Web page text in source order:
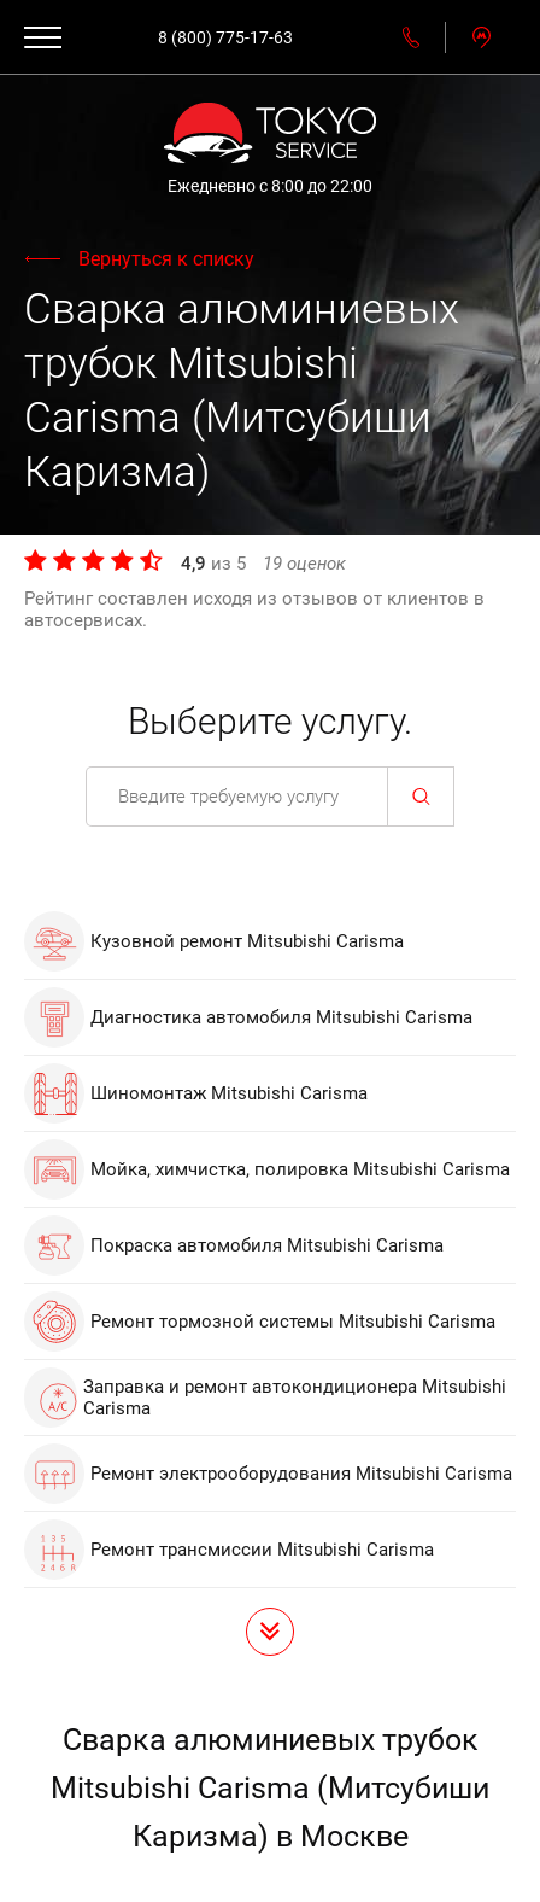
8 (800) 775-17-63
Ежедневно с 8:00 до 22:00
Вернуться к списку
Сварка алюминиевых
трубок Mitsubishi
Carisma (Митсубиши
Каризма)
4,9 из 5 19 оценок
Рейтинг составлен исходя из отзывов от клиентов в
автосервисах.
Выберите услугу.
Кузовной ремонт Mitsubishi Carisma
Диагностика автомобиля Mitsubishi Carisma
Шиномонтаж Mitsubishi Carisma
Мойка, химчистка, полировка Mitsubishi Carisma
Покраска автомобиля Mitsubishi Carisma
Ремонт тормозной системы Mitsubishi Carisma
Заправка и ремонт автокондиционера Mitsubishi
Carisma
Ремонт электрооборудования Mitsubishi Carisma
Ремонт трансмиссии Mitsubishi Carisma
Сварка алюминиевых трубок
Mitsubishi Carisma (Митсубиши
Каризма) в Москве